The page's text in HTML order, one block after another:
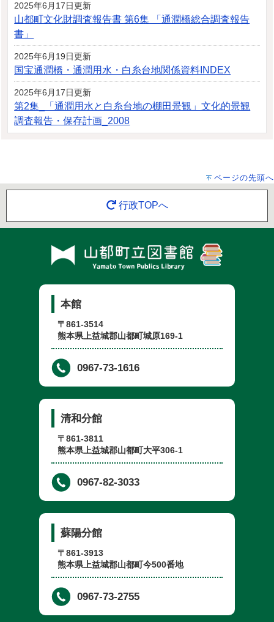
2025年6月17日更新
山都町文化財調査報告書 第6集 「通潤橋総合調査報告
書」
2025年6月19日更新
国宝通潤橋・通潤用水・白糸台地関係資料INDEX
2025年6月17日更新
第2集_「通潤用水と白糸台地の棚田景観」文化的景観
調査報告・保存計画_2008
ページの先頭へ
行政TOPへ
本館
〒861-3514
熊本県上益城郡山都町城原169-1
0967-73-1616
清和分館
〒861-3811
熊本県上益城郡山都町大平306-1
0967-82-3033
蘇陽分館
〒861-3913
熊本県上益城郡山都町今500番地
0967-73-2755